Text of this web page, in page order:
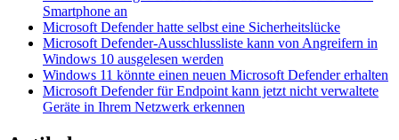
Smartphone an
Microsoft Defender hatte selbst eine Sicherheitslücke
Microsoft Defender-Ausschlussliste kann von Angreifern in
Windows 10 ausgelesen werden
Windows 11 könnte einen neuen Microsoft Defender erhalten
Microsoft Defender für Endpoint kann jetzt nicht verwaltete
Geräte in Ihrem Netzwerk erkennen